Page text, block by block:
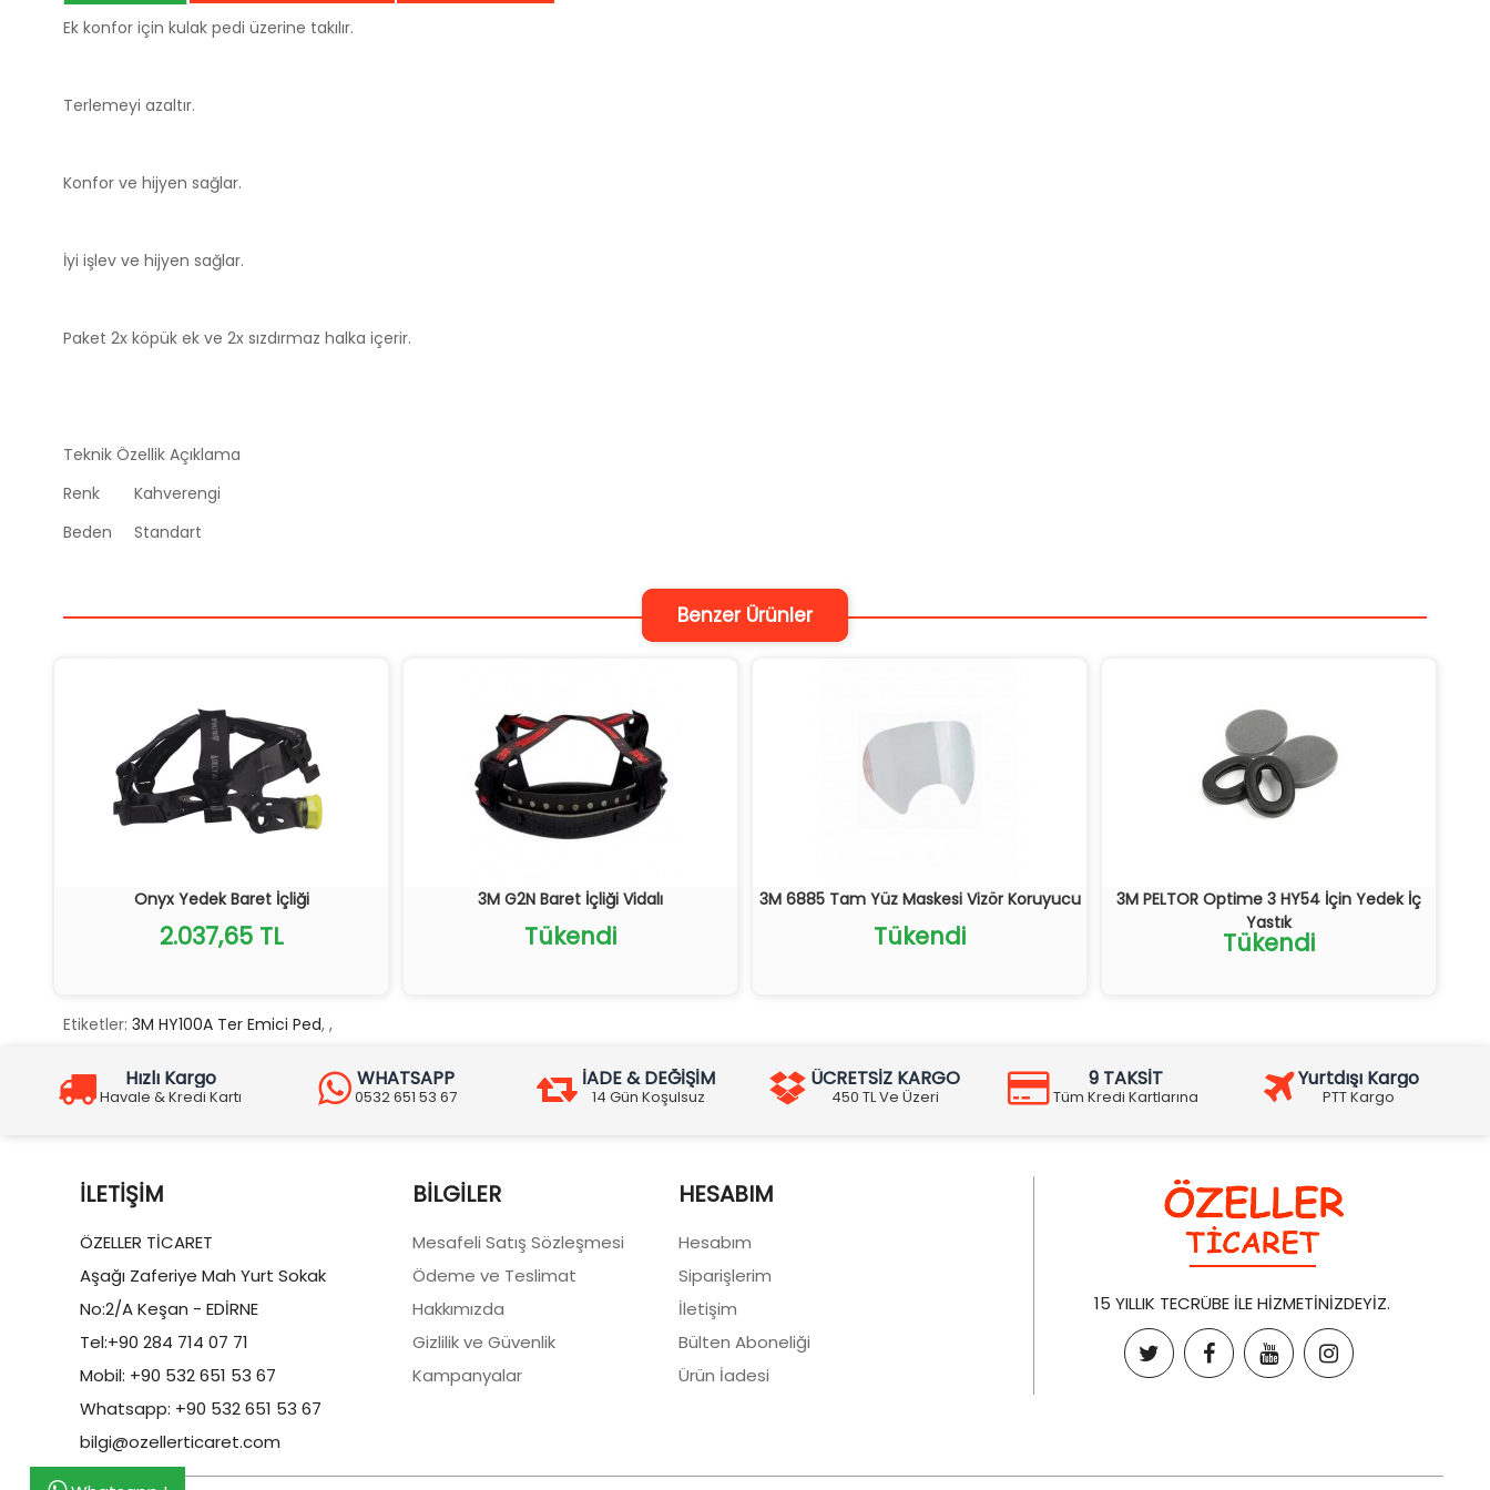
Ek konfor için kulak pedi üzerine takılır.
Terlemeyi azaltır.
Konfor ve hijyen sağlar.
İyi işlev ve hijyen sağlar.
Paket 2x köpük ek ve 2x sızdırmaz halka içerir.
Teknik Özellik Açıklama
Renk
Kahverengi
Beden
Standart
Benzer Ürünler
Onyx Yedek Baret İçliği
2.037,65 TL
3M G2N Baret İçliği Vidalı
Tükendi
3M 6885 Tam Yüz Maskesi Vizör Koruyucu
Tükendi
3M PELTOR Optime 3 HY54 İçin Yedek İç
Yastık
Tükendi
Etiketler: 3M HY100A Ter Emici Ped, ,
Hızlı Kargo
Havale & Kredi Kartı
WHATSAPP
0532 651 53 67
İADE & DEĞİŞİM
14 Gün Koşulsuz
ÜCRETSİZ KARGO
450 TL Ve Üzeri
9 TAKSİT
Tüm Kredi Kartlarına
Yurtdışı Kargo
PTT Kargo
İLETIŞIM
ÖZELLER TİCARET
Aşağı Zaferiye Mah Yurt Sokak
No:2/A Keşan - EDİRNE
Tel:+90 284 714 07 71
Mobil: +90 532 651 53 67
Whatsapp: +90 532 651 53 67
bilgi@ozellerticaret.com
BILGILER
Mesafeli Satış Sözleşmesi
Ödeme ve Teslimat
Hakkımızda
Gizlilik ve Güvenlik
Kampanyalar
HESABIM
Hesabım
Siparişlerim
İletişim
Bülten Aboneliği
Ürün İadesi
15 YILLIK TECRÜBE İLE HİZMETİNİZDEYİZ.